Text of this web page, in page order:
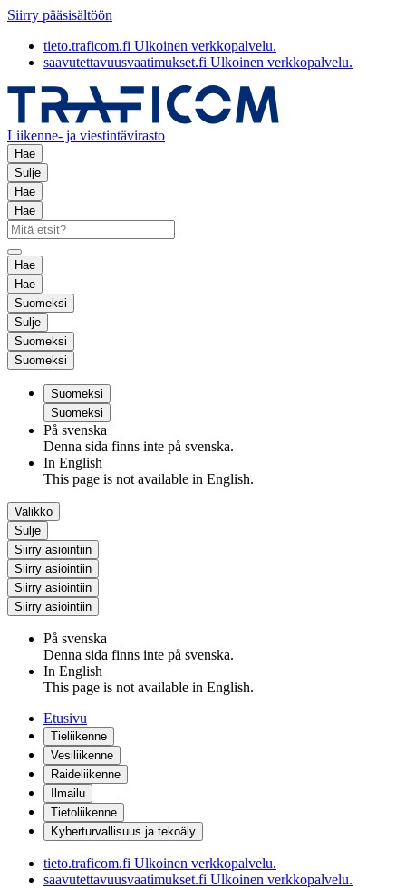
Siirry pääsisältöön
tieto.traficom.fi Ulkoinen verkkopalvelu.
saavutettavuusvaatimukset.fi Ulkoinen verkkopalvelu.
Liikenne- ja viestintävirasto
Hae
Sulje
Hae
Hae
Hae
Hae
Suomeksi
Sulje
Suomeksi
Suomeksi
Suomeksi
Suomeksi
På svenska
Denna sida finns inte på svenska.
In English
This page is not available in English.
Valikko
Sulje
Siirry asiointiin
Siirry asiointiin
Siirry asiointiin
Siirry asiointiin
På svenska
Denna sida finns inte på svenska.
In English
This page is not available in English.
Etusivu
Tieliikenne
Vesiliikenne
Raideliikenne
Ilmailu
Tietoliikenne
Kyberturvallisuus ja tekoäly
tieto.traficom.fi Ulkoinen verkkopalvelu.
saavutettavuusvaatimukset.fi Ulkoinen verkkopalvelu.